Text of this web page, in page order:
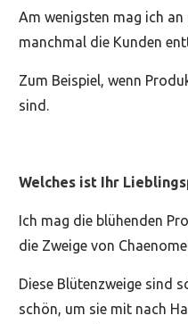
Am wenigsten mag ich
manchmal die Kunden
Zum Beispiel, wenn
sind.
Welches ist Ihr
Ich mag die blühenden
die Zweige von
Diese Blütenzweige sind
schön, um sie mit nach